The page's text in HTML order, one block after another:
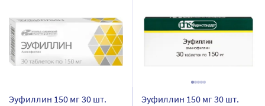
Эуфиллин 150 мг 30 шт.
Эуфиллин 150 мг 30 шт.